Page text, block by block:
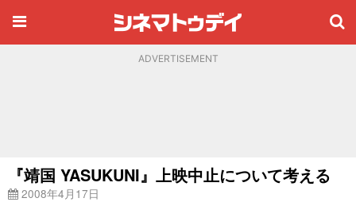
ADVERTISEMENT
『靖国 YASUKUNI』上映中止について考える
2008年4月17日